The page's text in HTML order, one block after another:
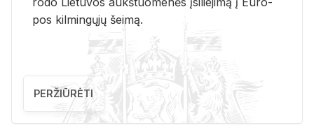
pos kil­min­gų­jų šei­mą.
PERŽIŪRĖTI